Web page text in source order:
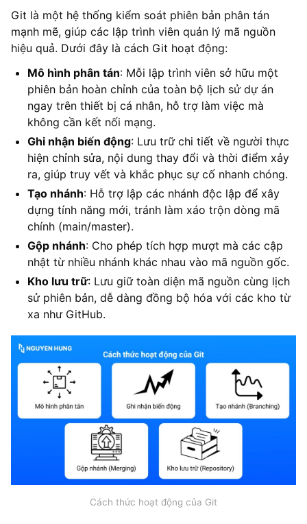
Git là một hệ thống kiểm soát phiên bản phân tán
mạnh mẽ, giúp các lập trình viên quản lý mã nguồn
hiệu quả. Dưới đây là cách Git hoạt động:
Mô hình phân tán: Mỗi lập trình viên sở hữu một
phiên bản hoàn chỉnh của toàn bộ lịch sử dự án
ngay trên thiết bị cá nhân, hỗ trợ làm việc mà
không cần kết nối mạng.
Ghi nhận biến động: Lưu trữ chi tiết về người thực
hiện chỉnh sửa, nội dung thay đổi và thời điểm xảy
ra, giúp truy vết và khắc phục sự cố nhanh chóng.
Tạo nhánh: Hỗ trợ lập các nhánh độc lập để xây
dựng tính năng mới, tránh làm xáo trộn dòng mã
chính (main/master).
Gộp nhánh: Cho phép tích hợp mượt mà các cập
nhật từ nhiều nhánh khác nhau vào mã nguồn gốc.
Kho lưu trữ: Lưu giữ toàn diện mã nguồn cùng lịch
sử phiên bản, dễ dàng đồng bộ hóa với các kho từ
xa như GitHub.
Cách thức hoạt động của Git